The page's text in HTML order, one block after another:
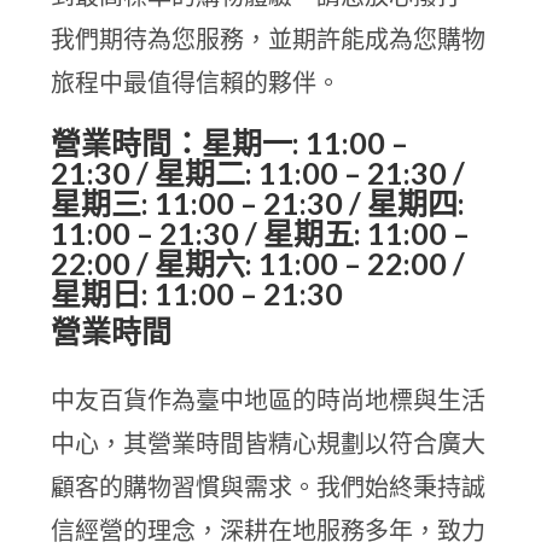
我們期待為您服務，並期許能成為您購物
旅程中最值得信賴的夥伴。
營業時間：星期一: 11:00 –
21:30 / 星期二: 11:00 – 21:30 /
星期三: 11:00 – 21:30 / 星期四:
11:00 – 21:30 / 星期五: 11:00 –
22:00 / 星期六: 11:00 – 22:00 /
星期日: 11:00 – 21:30
營業時間
中友百貨作為臺中地區的時尚地標與生活
中心，其營業時間皆精心規劃以符合廣大
顧客的購物習慣與需求。我們始終秉持誠
信經營的理念，深耕在地服務多年，致力